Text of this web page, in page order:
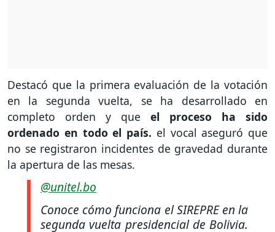
Destacó que la primera evaluación de la votación
en la segunda vuelta, se ha desarrollado en
completo orden y que el proceso ha sido
ordenado en todo el país. el vocal aseguró que
no se registraron incidentes de gravedad durante
la apertura de las mesas.
@unitel.bo
Conoce cómo funciona el SIREPRE en la
segunda vuelta presidencial de Bolivia.